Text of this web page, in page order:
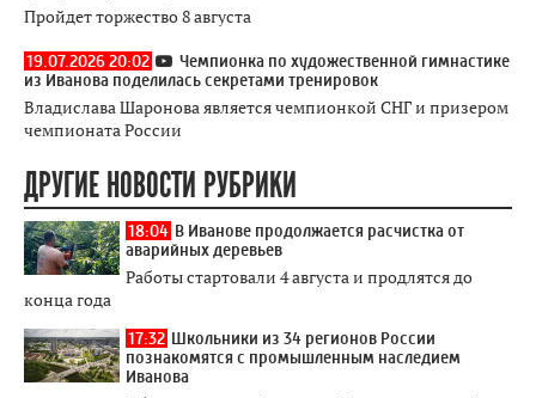
Пройдет торжество 8 августа
19.07.2026 20:02
Чемпионка по художественной гимнастике
из Иванова поделилась секретами тренировок
Владислава Шаронова является чемпионкой СНГ и призером
чемпионата России
ДРУГИЕ НОВОСТИ РУБРИКИ
18:04 В Иванове продолжается расчистка от
аварийных деревьев
Работы стартовали 4 августа и продлятся до
конца года
17:32 Школьники из 34 регионов России
познакомятся с промышленным наследием
Иванова